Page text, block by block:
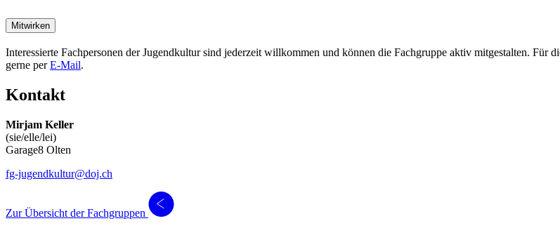
Mitwirken
Interessierte Fachpersonen der Jugendkultur sind jederzeit willkommen und können die Fachgruppe aktiv mitgestalten.
gerne perE-Mail.
Kontakt
Mirjam Keller
(sie/elle/lei)
Garage8 Olten
fg-jugendkultur@doj.ch
Zur Übersicht der Fachgruppen